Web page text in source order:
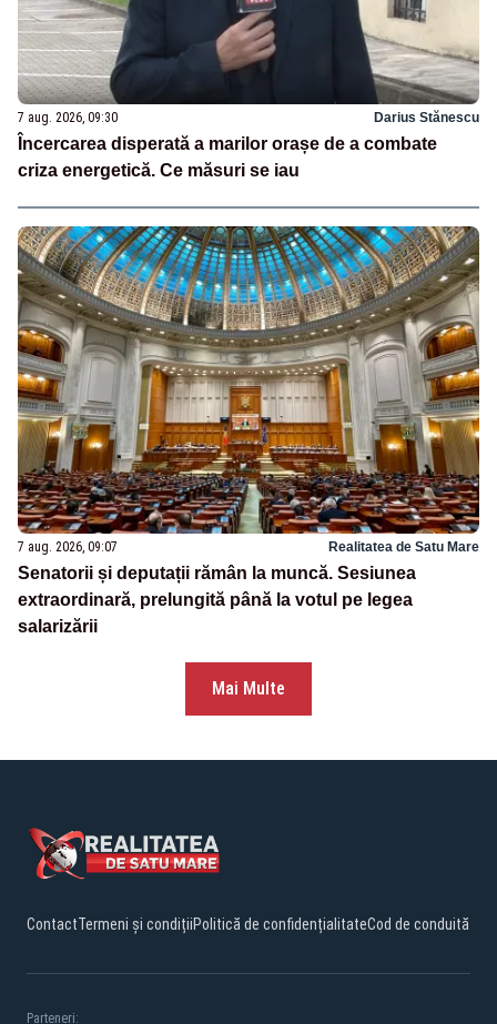
7 aug. 2026, 09:30 Darius Stănescu
Încercarea disperată a marilor orașe de a combate
criza energetică. Ce măsuri se iau
7 aug. 2026, 09:07 Realitatea de Satu Mare
Senatorii și deputații rămân la muncă. Sesiunea
extraordinară, prelungită până la votul pe legea
salarizării
Mai Multe
ContactTermeni și condițiiPolitică de confidențialitateCod de conduită
Parteneri: